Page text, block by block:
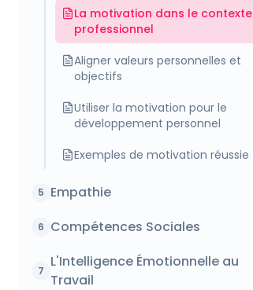
La motivation dans le contexte
professionnel
Aligner valeurs personnelles et
objectifs
Utiliser la motivation pour le
développement personnel
Exemples de motivation réussie
5 Empathie
6 Compétences Sociales
7
L'Intelligence Émotionnelle au
Travail